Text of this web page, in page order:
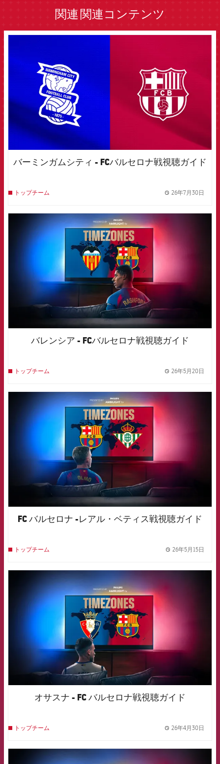
関連 関連コンテンツ
バーミンガムシティ - FCバルセロナ戦視聴ガイド
トップチーム 26年7月30日
FCB Barcelona badge
バレンシア - FCバルセロナ戦視聴ガイド
トップチーム 26年5月20日
FCB Barcelona badge
FC バルセロナ -レアル・ベティス戦視聴ガイド
トップチーム 26年5月15日
オサスナ - FC バルセロナ戦視聴ガイド
トップチーム 26年4月30日